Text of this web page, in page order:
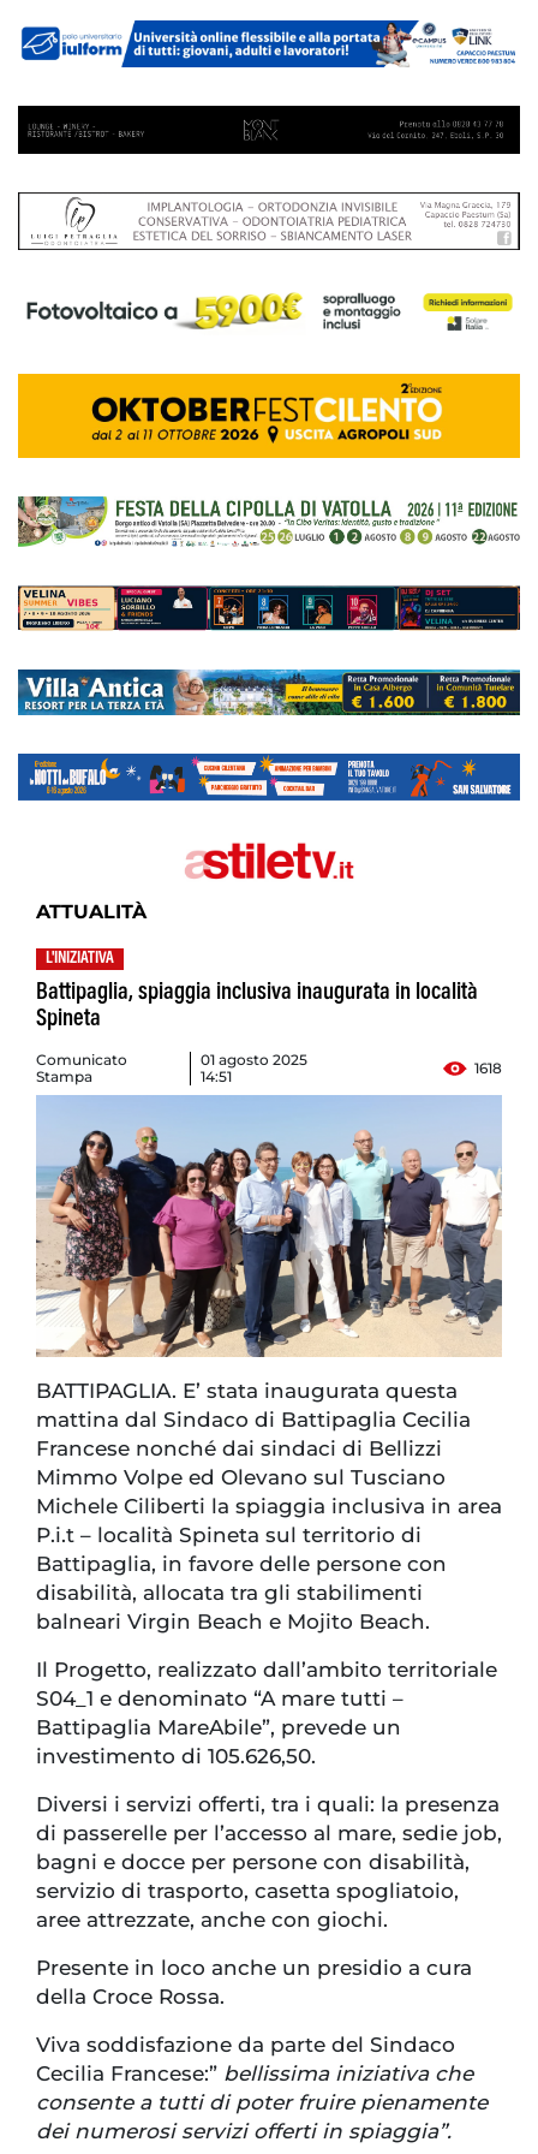
ATTUALITÀ
L'INIZIATIVA
Battipaglia, spiaggia inclusiva inaugurata in località
Spineta
Comunicato
Stampa
01 agosto 2025
14:51
1618
BATTIPAGLIA. E’ stata inaugurata questa
mattina dal Sindaco di Battipaglia Cecilia
Francese nonché dai sindaci di Bellizzi
Mimmo Volpe ed Olevano sul Tusciano
Michele Ciliberti la spiaggia inclusiva in area
P.i.t – località Spineta sul territorio di
Battipaglia, in favore delle persone con
disabilità, allocata tra gli stabilimenti
balneari Virgin Beach e Mojito Beach.
Il Progetto, realizzato dall’ambito territoriale
S04_1 e denominato “A mare tutti –
Battipaglia MareAbile”, prevede un
investimento di 105.626,50.
Diversi i servizi offerti, tra i quali: la presenza
di passerelle per l’accesso al mare, sedie job,
bagni e docce per persone con disabilità,
servizio di trasporto, casetta spogliatoio,
aree attrezzate, anche con giochi.
Presente in loco anche un presidio a cura
della Croce Rossa.
Viva soddisfazione da parte del Sindaco
Cecilia Francese:” bellissima iniziativa che
consente a tutti di poter fruire pienamente
dei numerosi servizi offerti in spiaggia”.